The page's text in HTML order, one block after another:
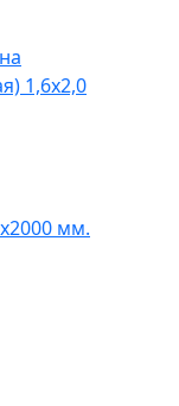
1,6х2,0
мм.